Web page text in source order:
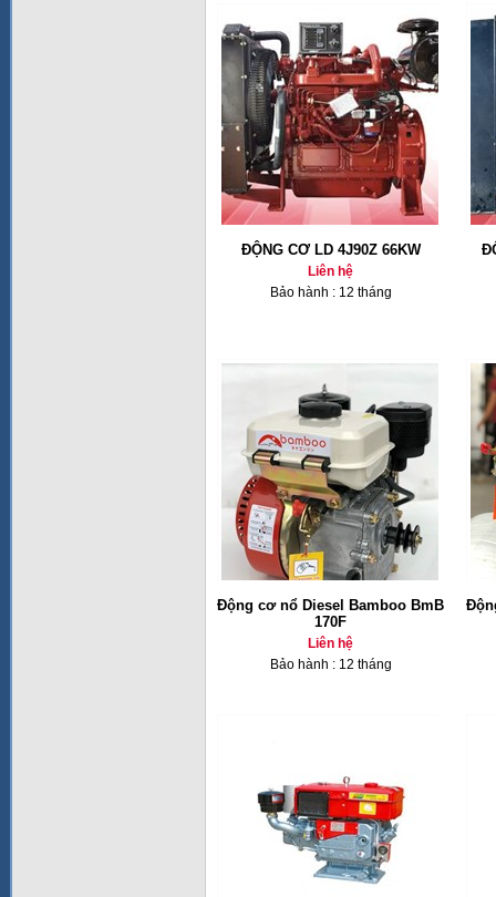
ĐỘNG CƠ LD 4J90Z 66KW
Liên hệ
Bảo hành : 12 tháng
Động cơ nổ Diesel Bamboo BmB
170F
Liên hệ
Bảo hành : 12 tháng